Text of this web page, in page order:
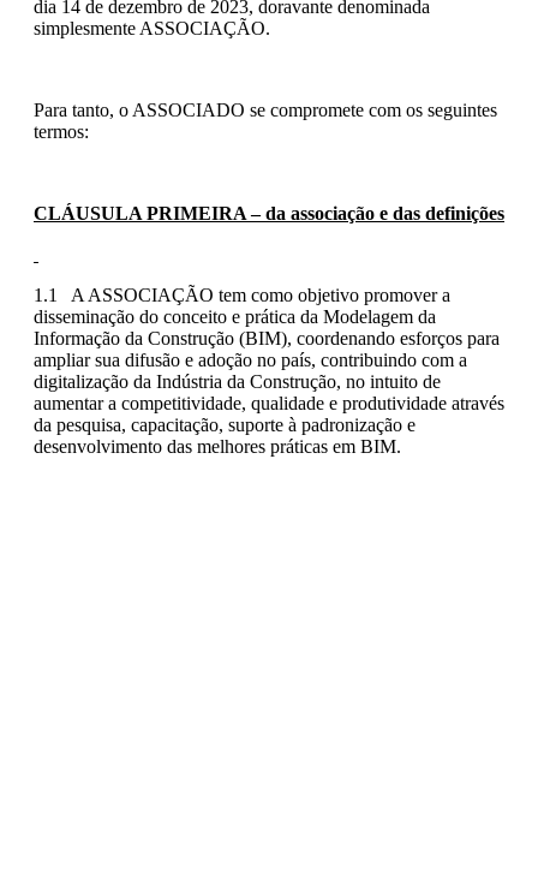
dia 14 de dezembro de 2023, doravante denominada
simplesmente ASSOCIAÇÃO.
Para tanto, o ASSOCIADO se compromete com os seguintes
termos:
CLÁUSULA PRIMEIRA – da associação e das definições
1.1 A ASSOCIAÇÃO tem como objetivo promover a
disseminação do conceito e prática da Modelagem da
Informação da Construção (BIM), coordenando esforços para
ampliar sua difusão e adoção no país, contribuindo com a
digitalização da Indústria da Construção, no intuito de
aumentar a competitividade, qualidade e produtividade através
da pesquisa, capacitação, suporte à padronização e
desenvolvimento das melhores práticas em BIM.